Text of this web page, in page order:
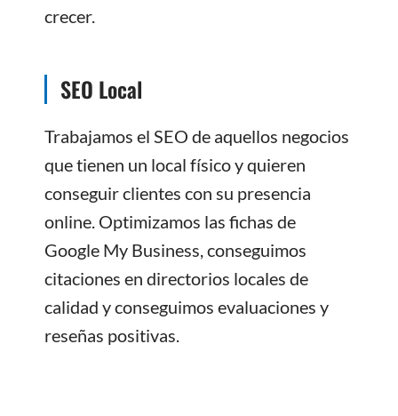
crecer.
SEO Local
Trabajamos el SEO de aquellos negocios
que tienen un local físico y quieren
conseguir clientes con su presencia
online. Optimizamos las fichas de
Google My Business, conseguimos
citaciones en directorios locales de
calidad y conseguimos evaluaciones y
reseñas positivas.